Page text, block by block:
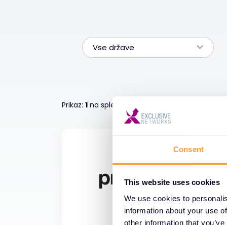
Consent
This website uses cookies
We use cookies to
information about your use
other information that
Vse države
Prikaz: 1 na spletnem mestu .